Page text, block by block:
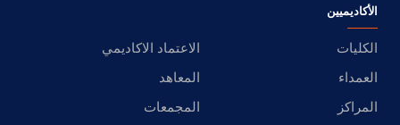
الأكاديميين
الكليات
الاعتماد الاكاديمي
العمداء
المعاهد
المراكز
المجمعات